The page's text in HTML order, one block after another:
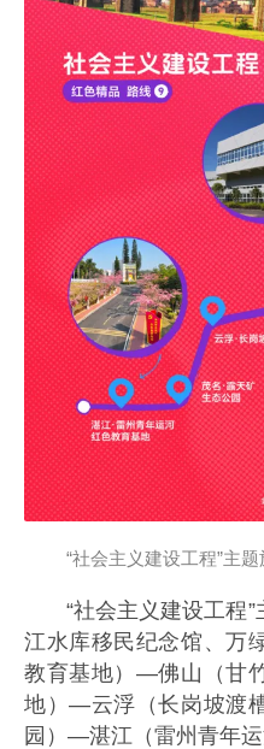
“社会主义建设工程”主题
“社会主义建设工程
江水库移民纪念馆、万
教育基地）—佛山（甘
地）—云浮（长岗坡渡
园）—湛江（雷州青年运